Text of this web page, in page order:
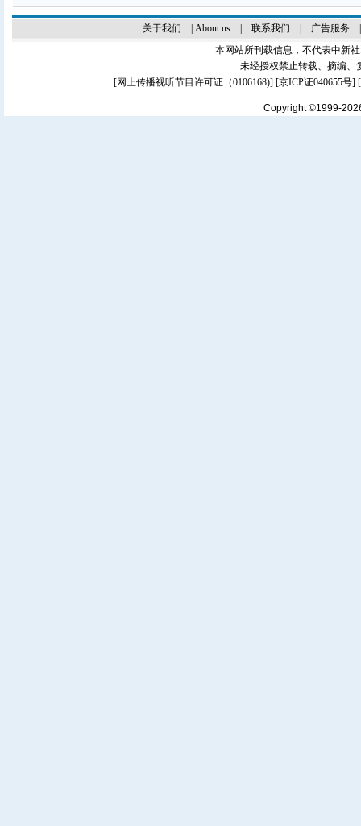
关于我们 About us| 联系我们 广告服务
本网站所刊载信息，不代表中新
未经授权禁止转载、摘编、
[网上传播视听节目许可证（0106168)] [京ICP证040655号]
Copyright ©1999-